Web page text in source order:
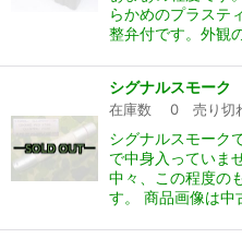
らかめのプラステ
整弁付です。外観
シグナルスモー
在庫数 0 売り切
シグナルスモーク
で中身入っていま
中々、この程度の
す。 商品画像は中